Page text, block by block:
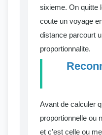
sixieme. On quitte
coute un voyage
distance parcourt
proportionnalite.
Avant de calculer
proportionnelle ou
et c'est celle ou